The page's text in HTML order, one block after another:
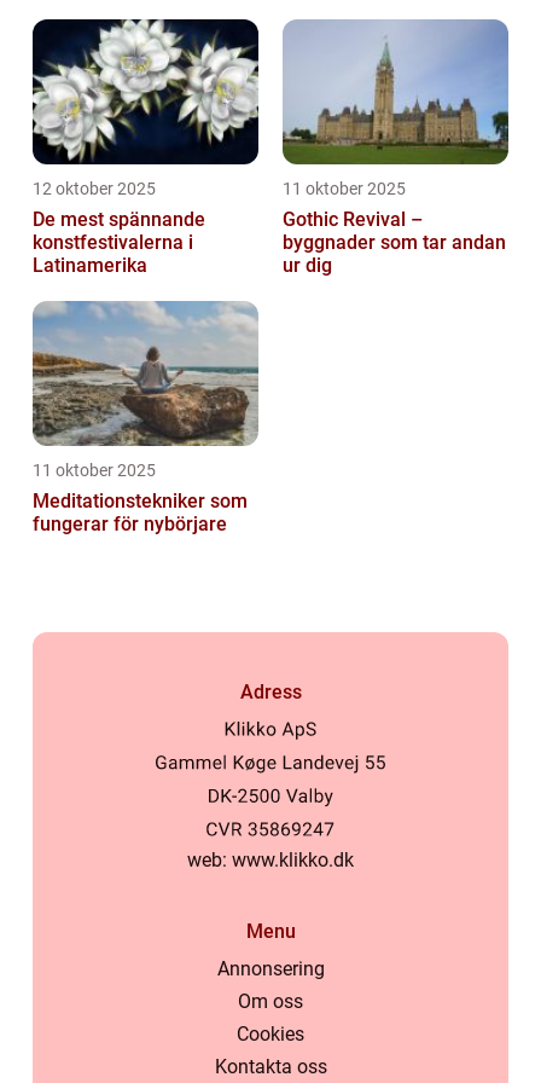
12 oktober 2025
De mest spännande
konstfestivalerna i
Latinamerika
11 oktober 2025
Gothic Revival –
byggnader som tar andan
ur dig
11 oktober 2025
Meditationstekniker som
fungerar för nybörjare
Adress
web: www.klikko.dk
Menu
Annonsering
Om oss
Cookies
Kontakta oss